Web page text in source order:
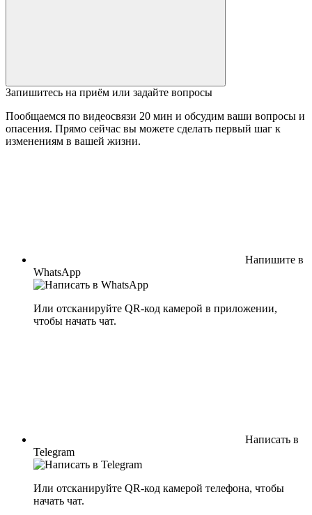
Запишитесь на приём или задайте вопросы
Пообщаемся по видеосвязи 20 мин и обсудим ваши вопросы и
опасения. Прямо сейчас вы можете сделать первый шаг к
изменениям в вашей жизни.
Напишите в
WhatsApp
Или отсканируйте QR-код камерой в приложении,
чтобы начать чат.
Написать в
Telegram
Или отсканируйте QR-код камерой телефона, чтобы
начать чат.